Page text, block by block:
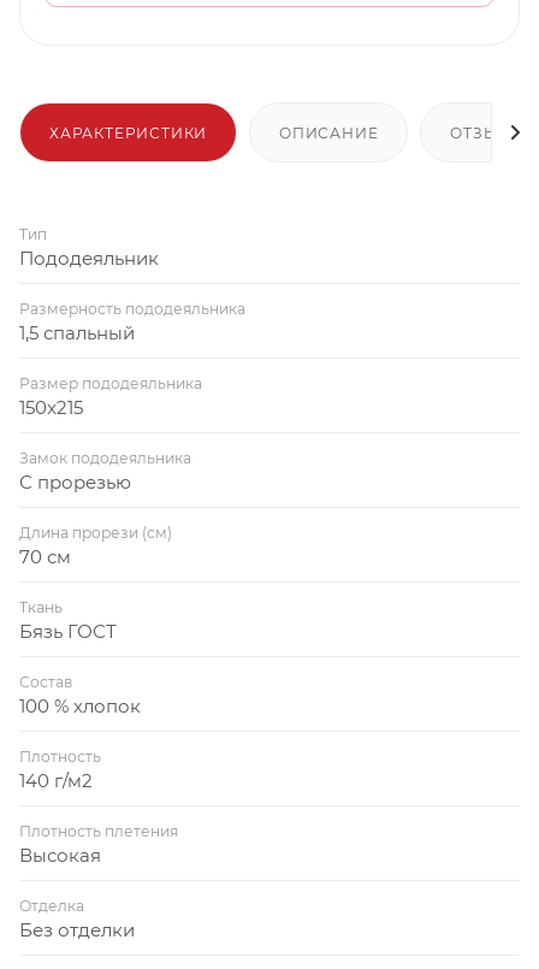
ХАРАКТЕРИСТИКИ ОПИСАНИЕ ОТЗЫВЫ
Тип
Пододеяльник
Размерность пододеяльника
1,5 спальный
Размер пододеяльника
150x215
Замок пододеяльника
С прорезью
Длина прорези (см)
70 см
Ткань
Бязь ГОСТ
Состав
100 % хлопок
Плотность
140 г/м2
Плотность плетения
Высокая
Отделка
Без отделки